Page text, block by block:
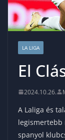
LA LIGA
El
2024.10.26.
A Laliga és
legismertebb
spanyol